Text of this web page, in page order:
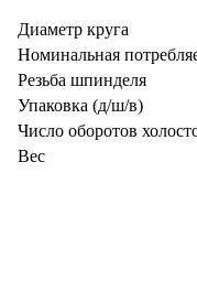
Диаметр круга
Номинальная
Резьба шпинделя
Упаковка (д/ш/в)
Число оборотов
Вес